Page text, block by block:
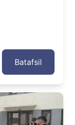
Batafsil